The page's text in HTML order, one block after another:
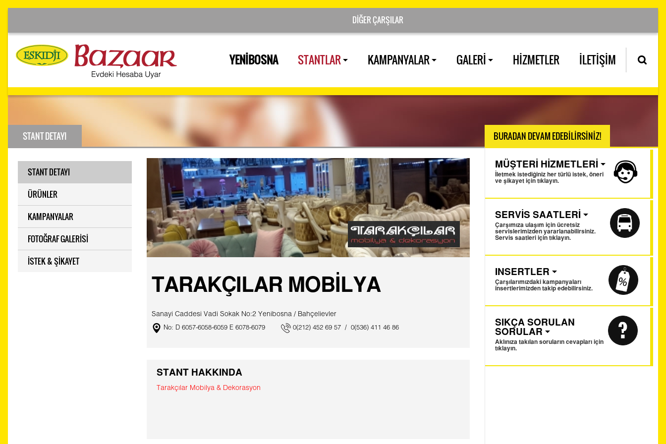
YENİBOSNA STANTLAR KAMPANYALAR GALERİ HİZMETLER İLETİŞİM
STANT DETAYI
STANT DETAYI
ÜRÜNLER
KAMPANYALAR
FOTOĞRAF GALERİSİ
İSTEK & ŞİKAYET
TARAKÇILAR MOBİLYA
Sanayi Caddesi Vadi Sokak No:2 Yenibosna / Bahçelievler
No: D 6057-6058-6059 E 6078-6079 0(212) 452 69 57 / 0(536) 411 46 86
STANT HAKKINDA
Tarakçılar Mobilya & Dekorasyon
BURADAN DEVAM EDEBİLİRSİNİZ!
MÜŞTERİ HİZMETLERİ
İletmek istediğiniz her türlü istek, öneri
ve şikayet için tıklayın.
SERVİS SAATLERİ
Çarşımıza ulaşım için ücretsiz
servislerimizden yararlanabilirsiniz.
Servis saatleri için tıklayın.
INSERTLER
Çarşılarımızdaki kampanyaları
insertlerimizden takip edebilirsiniz.
SIKÇA SORULAN
SORULAR
Aklınıza takılan soruların cevapları için
tıklayın.